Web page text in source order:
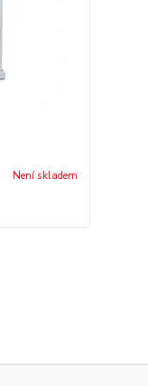
Není skladem